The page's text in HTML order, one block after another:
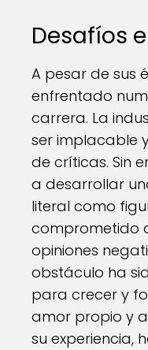
Desafíos
A pesar de sus
enfrentado
carrera. La
ser implacable
de críticas. Sin
a desarrollar
literal como
comprometido
opiniones
obstáculo ha
para crecer y
amor propio y
su experiencia,